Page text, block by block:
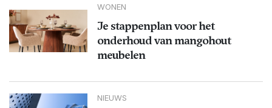
WONEN
Je stappenplan voor het
onderhoud van mangohout
meubelen
NIEUWS